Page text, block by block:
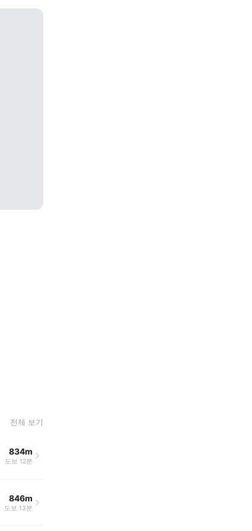
전체 보기
834m
도보 12분
846m
도보 13분